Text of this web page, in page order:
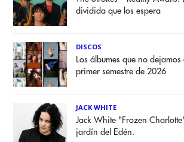
dividida que los espera
DISCOS
Los álbumes que no dejamos
primer semestre de 2026
JACK WHITE
Jack White "Frozen
jardín del Edén.